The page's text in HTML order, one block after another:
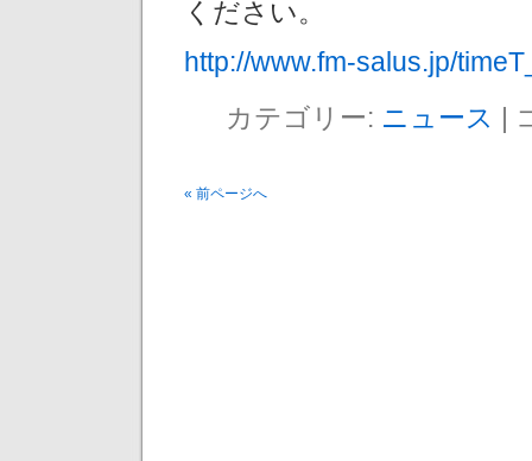
ください。
http://www.fm-salus.jp/
カテゴリー: ニュース |
« 前ページへ